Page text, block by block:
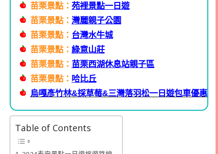
苗栗景點： 苑裡景點一日遊
苗栗景點： 灣麗親子公園
苗栗景點： 台灣水牛城
苗栗景點： 綠意山莊
苗栗景點： 苗栗西湖休息站親子區
苗栗景點： 哈比丘
烏嘎彥竹林&採草莓&三灣落羽松一日遊包車優惠
Table of Contents